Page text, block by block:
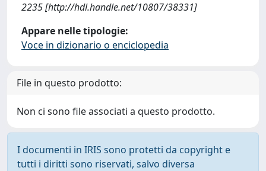
2235 [http://hdl.handle.net/10807/38331]
Appare nelle tipologie:
Voce in dizionario o enciclopedia
File in questo prodotto:
Non ci sono file associati a questo prodotto.
I documenti in IRIS sono protetti da copyright e
tutti i diritti sono riservati, salvo diversa